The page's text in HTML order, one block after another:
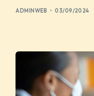
ADMINWEB 03/09/2024